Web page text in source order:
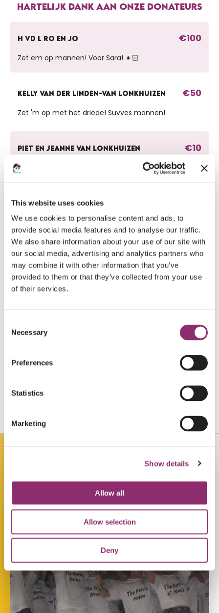
This website uses cookies
We use cookies to personalise content and ads, to
provide social media features and to analyse our traffic.
We also share information about your use of our site with
our social media, advertising and analytics partners who
may combine it with other information that you’ve
provided to them or that they’ve collected from your use
of their services.
Selection
Necessary
Preferences
Statistics
Marketing
Show details
Allow all
Allow selection
Deny
HARTELIJK DANK AAN ONZE DONATEURS
H VD L RO EN JO €100
Zet em op mannen! Voor Sara! 👧🏻
KELLY VAN DER LINDEN-VAN LONKHUIZEN €50
Zet 'm op met het driede! Suvves mannen!
PIET EN JEANNE VAN LONKHUIZEN €10
We hopen dat je je doel haalt. Super dat jullie dit
VAN DER LINDEN BOGAERT MARIAN
Succes moegen
ANONIEM
€10
Go Mark! Succes 💪🏻⚽️